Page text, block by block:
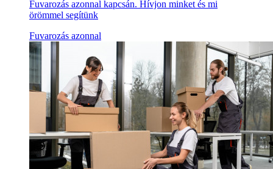
Fuvarozás azonnal kapcsán. Hívjon minket és mi
örömmel segítünk
Fuvarozás azonnal